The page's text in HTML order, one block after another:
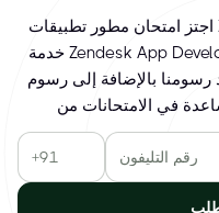
اجتز امتحان مطور تطبيقات Zendesk عبر الإنترنت من منزلك مع
خدمة Zendesk App Developer I Expert Proxy Exam. في حال
رسومنا بالإضافة إلى رسوم